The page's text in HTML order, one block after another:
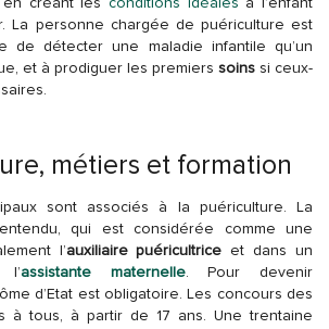
créant les conditions idéales à l’enfant
La personne chargée de puériculture est
de détecter une maladie infantile qu’un
et à prodiguer les premiers soins si ceux-
métiers et formation
sont associés à la puériculture. La
qui est considérée comme une
l’auxiliaire puéricultrice et dans un
l’assistante maternelle. Pour devenir
d’Etat est obligatoire. Les concours des
à tous, à partir de 17 ans. Une trentaine